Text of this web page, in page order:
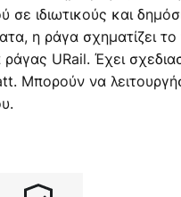
σε ιδιωτικούς και
η ράγα σχηματίζει
URail. Έχει
Μπορούν να